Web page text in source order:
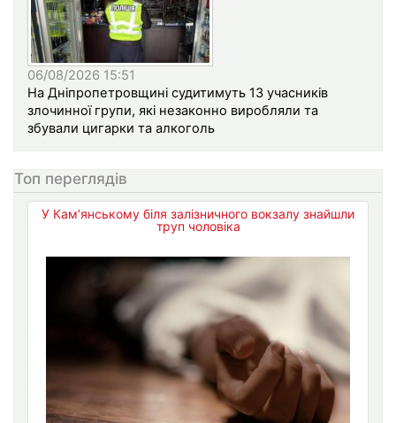
06/08/2026 15:51
На Дніпропетровщині судитимуть 13 учасників
злочинної групи, які незаконно виробляли та
збували цигарки та алкоголь
Топ переглядів
У Кам’янському біля залізничного вокзалу знайшли
труп чоловіка